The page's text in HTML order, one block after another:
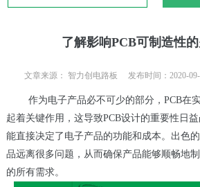
了解影响PCB可制造性
文章来源： 智力创电路板 发布时间：2020-
作为电子产品必不可少的部分，PCB在实
起着关键作用，这导致PCB设计的重要性日
能直接决定了电子产品的功能和成本。出色的
品远离很多问题，从而确保产品能够顺畅地
的所有需求。